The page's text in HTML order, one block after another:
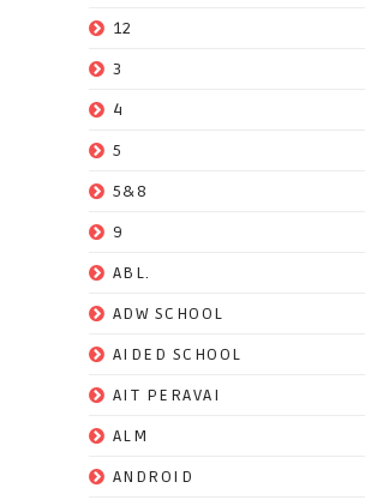
12
3
4
5
5&8
9
ABL.
ADW SCHOOL
AIDED SCHOOL
AIT PERAVAI
ALM
ANDROID